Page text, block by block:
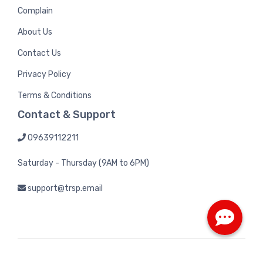
Complain
About Us
Contact Us
Privacy Policy
Terms & Conditions
Contact & Support
09639112211
Saturday - Thursday (9AM to 6PM)
support@trsp.email